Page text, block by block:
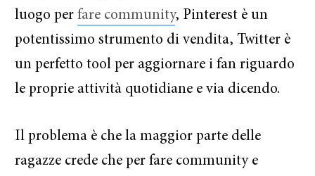
luogo perfare community, Pinterest è un
potentissimo strumento di vendita, Twitter è
un perfetto tool per aggiornare i fan riguardo
le proprie attività quotidiane e via dicendo.
Il problema è che la maggior parte delle
ragazze crede che per fare community e